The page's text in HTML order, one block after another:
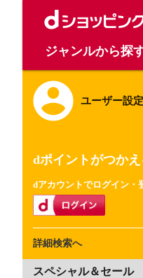
ユーザー設定
dポイントがつか
dアカウントでログイン・
詳細検索へ
スペシャル＆セール
ジャンルから探